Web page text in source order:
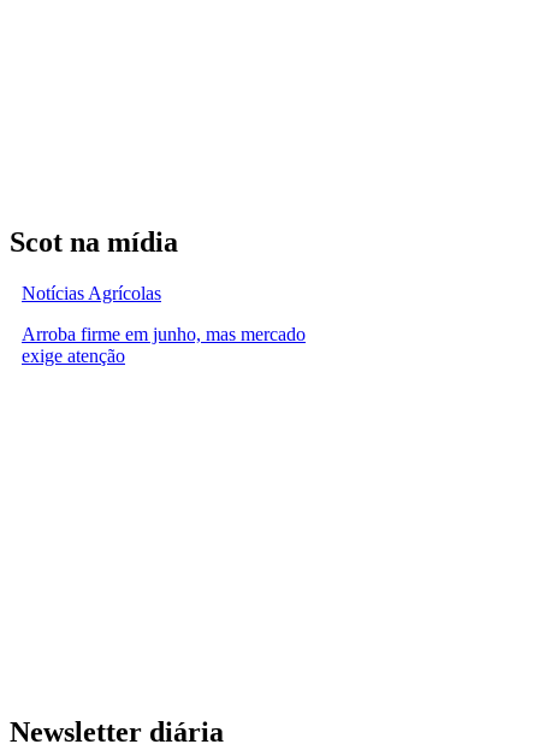
Scot na mídia
Notícias Agrícolas
Arroba firme em junho, mas mercado
exige atenção
Newsletter diária